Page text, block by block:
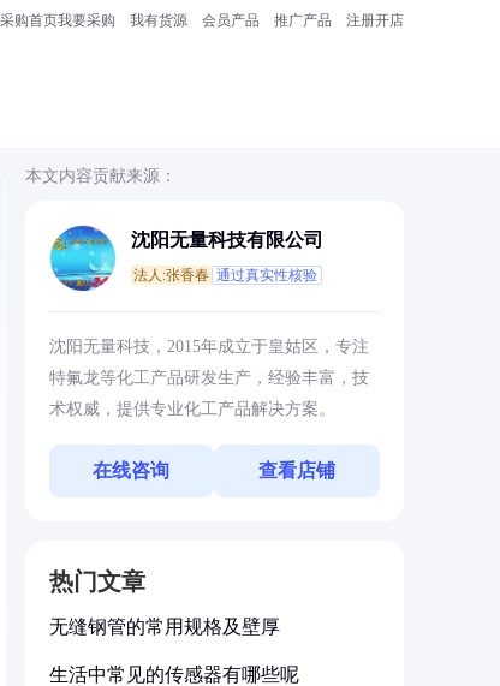
购首页我要采购 我有货源 会员产品 推广产品 注册开店
本文内容贡献来源：
沈阳无量科技有限公司
法人:张香春 通过真实性核验
沈阳无量科技，2015年成立于皇姑区，专注
特氟龙等化工产品研发生产，经验丰富，技
术权威，提供专业化工产品解决方案。
在线咨询 查看店铺
热门文章
无缝钢管的常用规格及壁厚
生活中常见的传感器有哪些呢